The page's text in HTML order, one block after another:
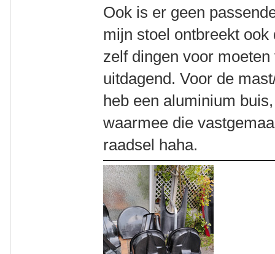
Ook is er geen
mijn stoel ontbreekt
zelf dingen voor
uitdagend. Voor de
heb een aluminium
waarmee die
raadsel haha.